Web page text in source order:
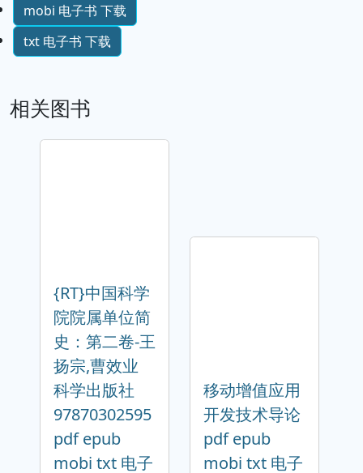
mobi 电子书 下载
txt 电子书 下载
相关图书
{RT}中国科学
院院属单位简
史：第二卷-王
扬宗,曹效业
科学出版社
97870302595
pdf epub
mobi txt 电子
移动增值应用
开发技术导论
pdf epub
mobi txt 电子